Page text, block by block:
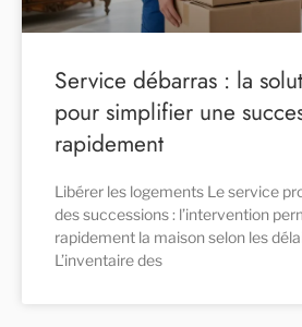
Service débarras : la
pour simplifier une
rapidement
Libérer les logements Le service
des successions : l’intervention
rapidement la maison selon les
L’inventaire des